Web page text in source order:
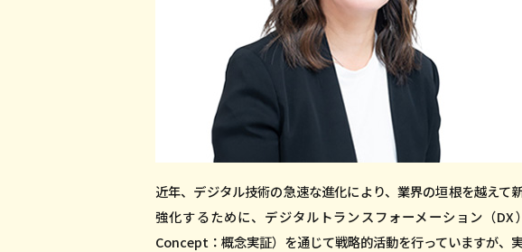
近年、デジタル技術の急速な進化により、業界の垣根を越え
強化するために、デジタルトランスフォーメーション（
Concept：概念実証）を通じて戦略的活動を行っていますが、